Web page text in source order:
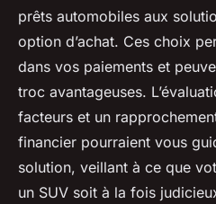
prêts automobiles aux
option d’achat. Ces choix
dans vos paiements et
troc avantageuses.
facteurs et un
financier pourraient vous
solution, veillant à ce que
un SUV soit à la fois